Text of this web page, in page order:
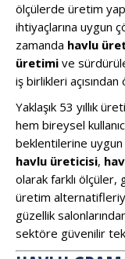
ölçülerde üretim
ihtiyaçlarına uygun
zamanda havlu
üretimi ve
iş birlikleri
Yaklaşık 53 yıllık
hem bireysel
beklentilerine
havlu üreticisi,
olarak farklı
üretim
güzellik
sektöre güvenilir